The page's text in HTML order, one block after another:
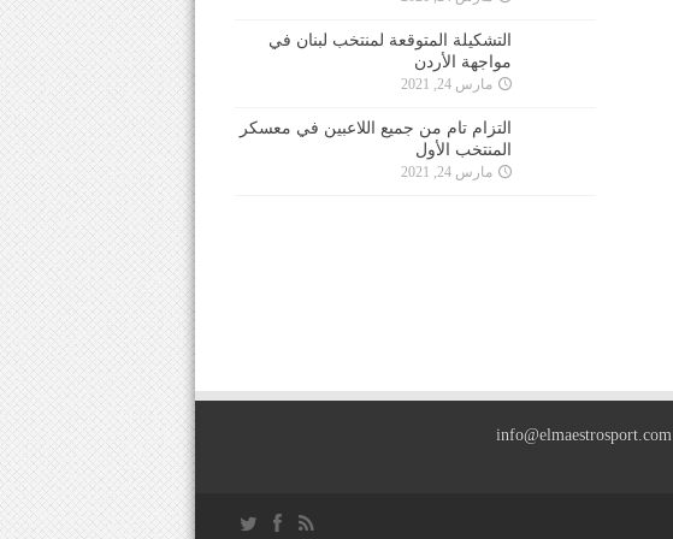
التشكيلة المتوقعة لمنتخب لبنان في
مواجهة الأردن
مارس 24, 2021
التزام تام من جميع اللاعبين في معسكر
المنتخب الأول
مارس 24, 2021
info@elmaestrosport.com